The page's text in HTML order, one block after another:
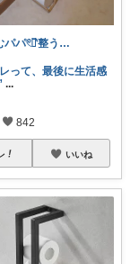
ぜむパパ𓏲𓎨整う暮らしのお手伝い
って、最後に生活感
...
842
いいね